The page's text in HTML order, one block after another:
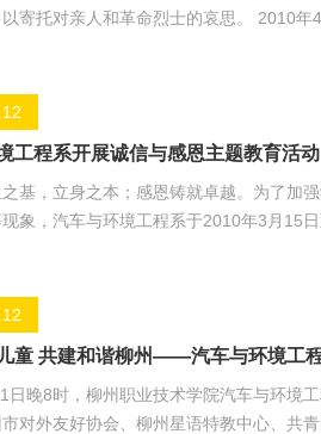
的哀思。 2010年4月5日，汽车与环境工程系入党积极分子们怀着对英雄的崇敬和哀思，到西山
子，也因为他们，我们得以健康成长。大
工程系开展诚信与感恩主题教育活动
基，立身之本；感恩铸就卓越。为了加
象，汽车与环境工程系于2010年3月15
直是学生工作中的主旋律，该系通过组织
童 共建和谐柳州——汽车与环境工
日晚8时，柳州职业技术学院汽车与环境
对外友好协会、柳州星语特教中心、共